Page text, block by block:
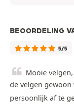
BEOORDELING
5/5
Mooie
de velgen
persoonlijk af te